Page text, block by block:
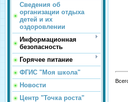
Сведения об
организации отдыха
детей и их
оздоровлении
Информационная
безопасность
Горячее питание
ФГИС "Моя школа"
Новости
Центр "Точка роста"